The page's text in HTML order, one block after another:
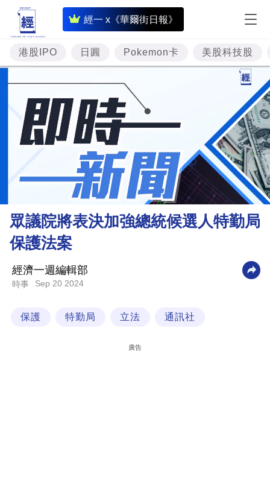
經一 x《華爾街日報》
即
時
財
經
專
題
投
資
樓
市
財
業
科
港股IPO 日圓 Pokemon卡 美股科技股
眾議院將表決加強總統候選人特勤局
保護法案
經濟一週編輯部
時事 Sep 20 2024
保護 特勤局 立法 通訊社
廣告